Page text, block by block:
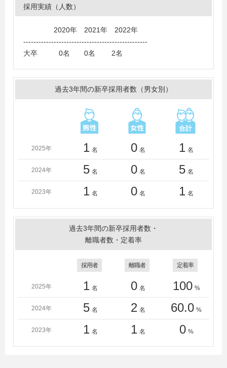
採用実績（人数）
2020年 2021年 2022年
-------------------------------------------------
大卒 0名 0名 2名
過去3年間の新卒採用者数（男女別）
2025年 1 名 0 名 1 名
2024年 5 名 0 名 5 名
2023年 1 名 0 名 1 名
過去3年間の新卒採用者数・
離職者数・定着率
採用者 離職者 定着率
2025年 1 名 0 名 100 %
2024年 5 名 2 名 60.0 %
2023年 1 名 1 名 0 %